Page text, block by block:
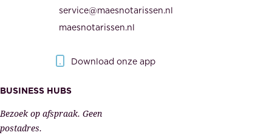
s
e
s
service@maesnotarissen.nl
maesnotarissen.nl
Download onze app
BUSINESS HUBS
Bezoek op afspraak. Geen
postadres.